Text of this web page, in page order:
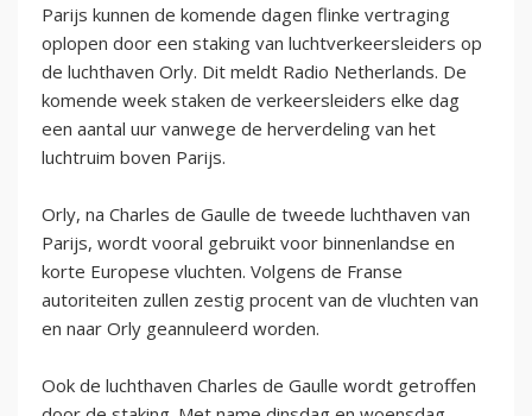
Parijs kunnen de komende dagen flinke vertraging
oplopen door een staking van luchtverkeersleiders op
de luchthaven Orly. Dit meldt Radio Netherlands. De
komende week staken de verkeersleiders elke dag
een aantal uur vanwege de herverdeling van het
luchtruim boven Parijs.
Orly, na Charles de Gaulle de tweede luchthaven van
Parijs, wordt vooral gebruikt voor binnenlandse en
korte Europese vluchten. Volgens de Franse
autoriteiten zullen zestig procent van de vluchten van
en naar Orly geannuleerd worden.
Ook de luchthaven Charles de Gaulle wordt getroffen